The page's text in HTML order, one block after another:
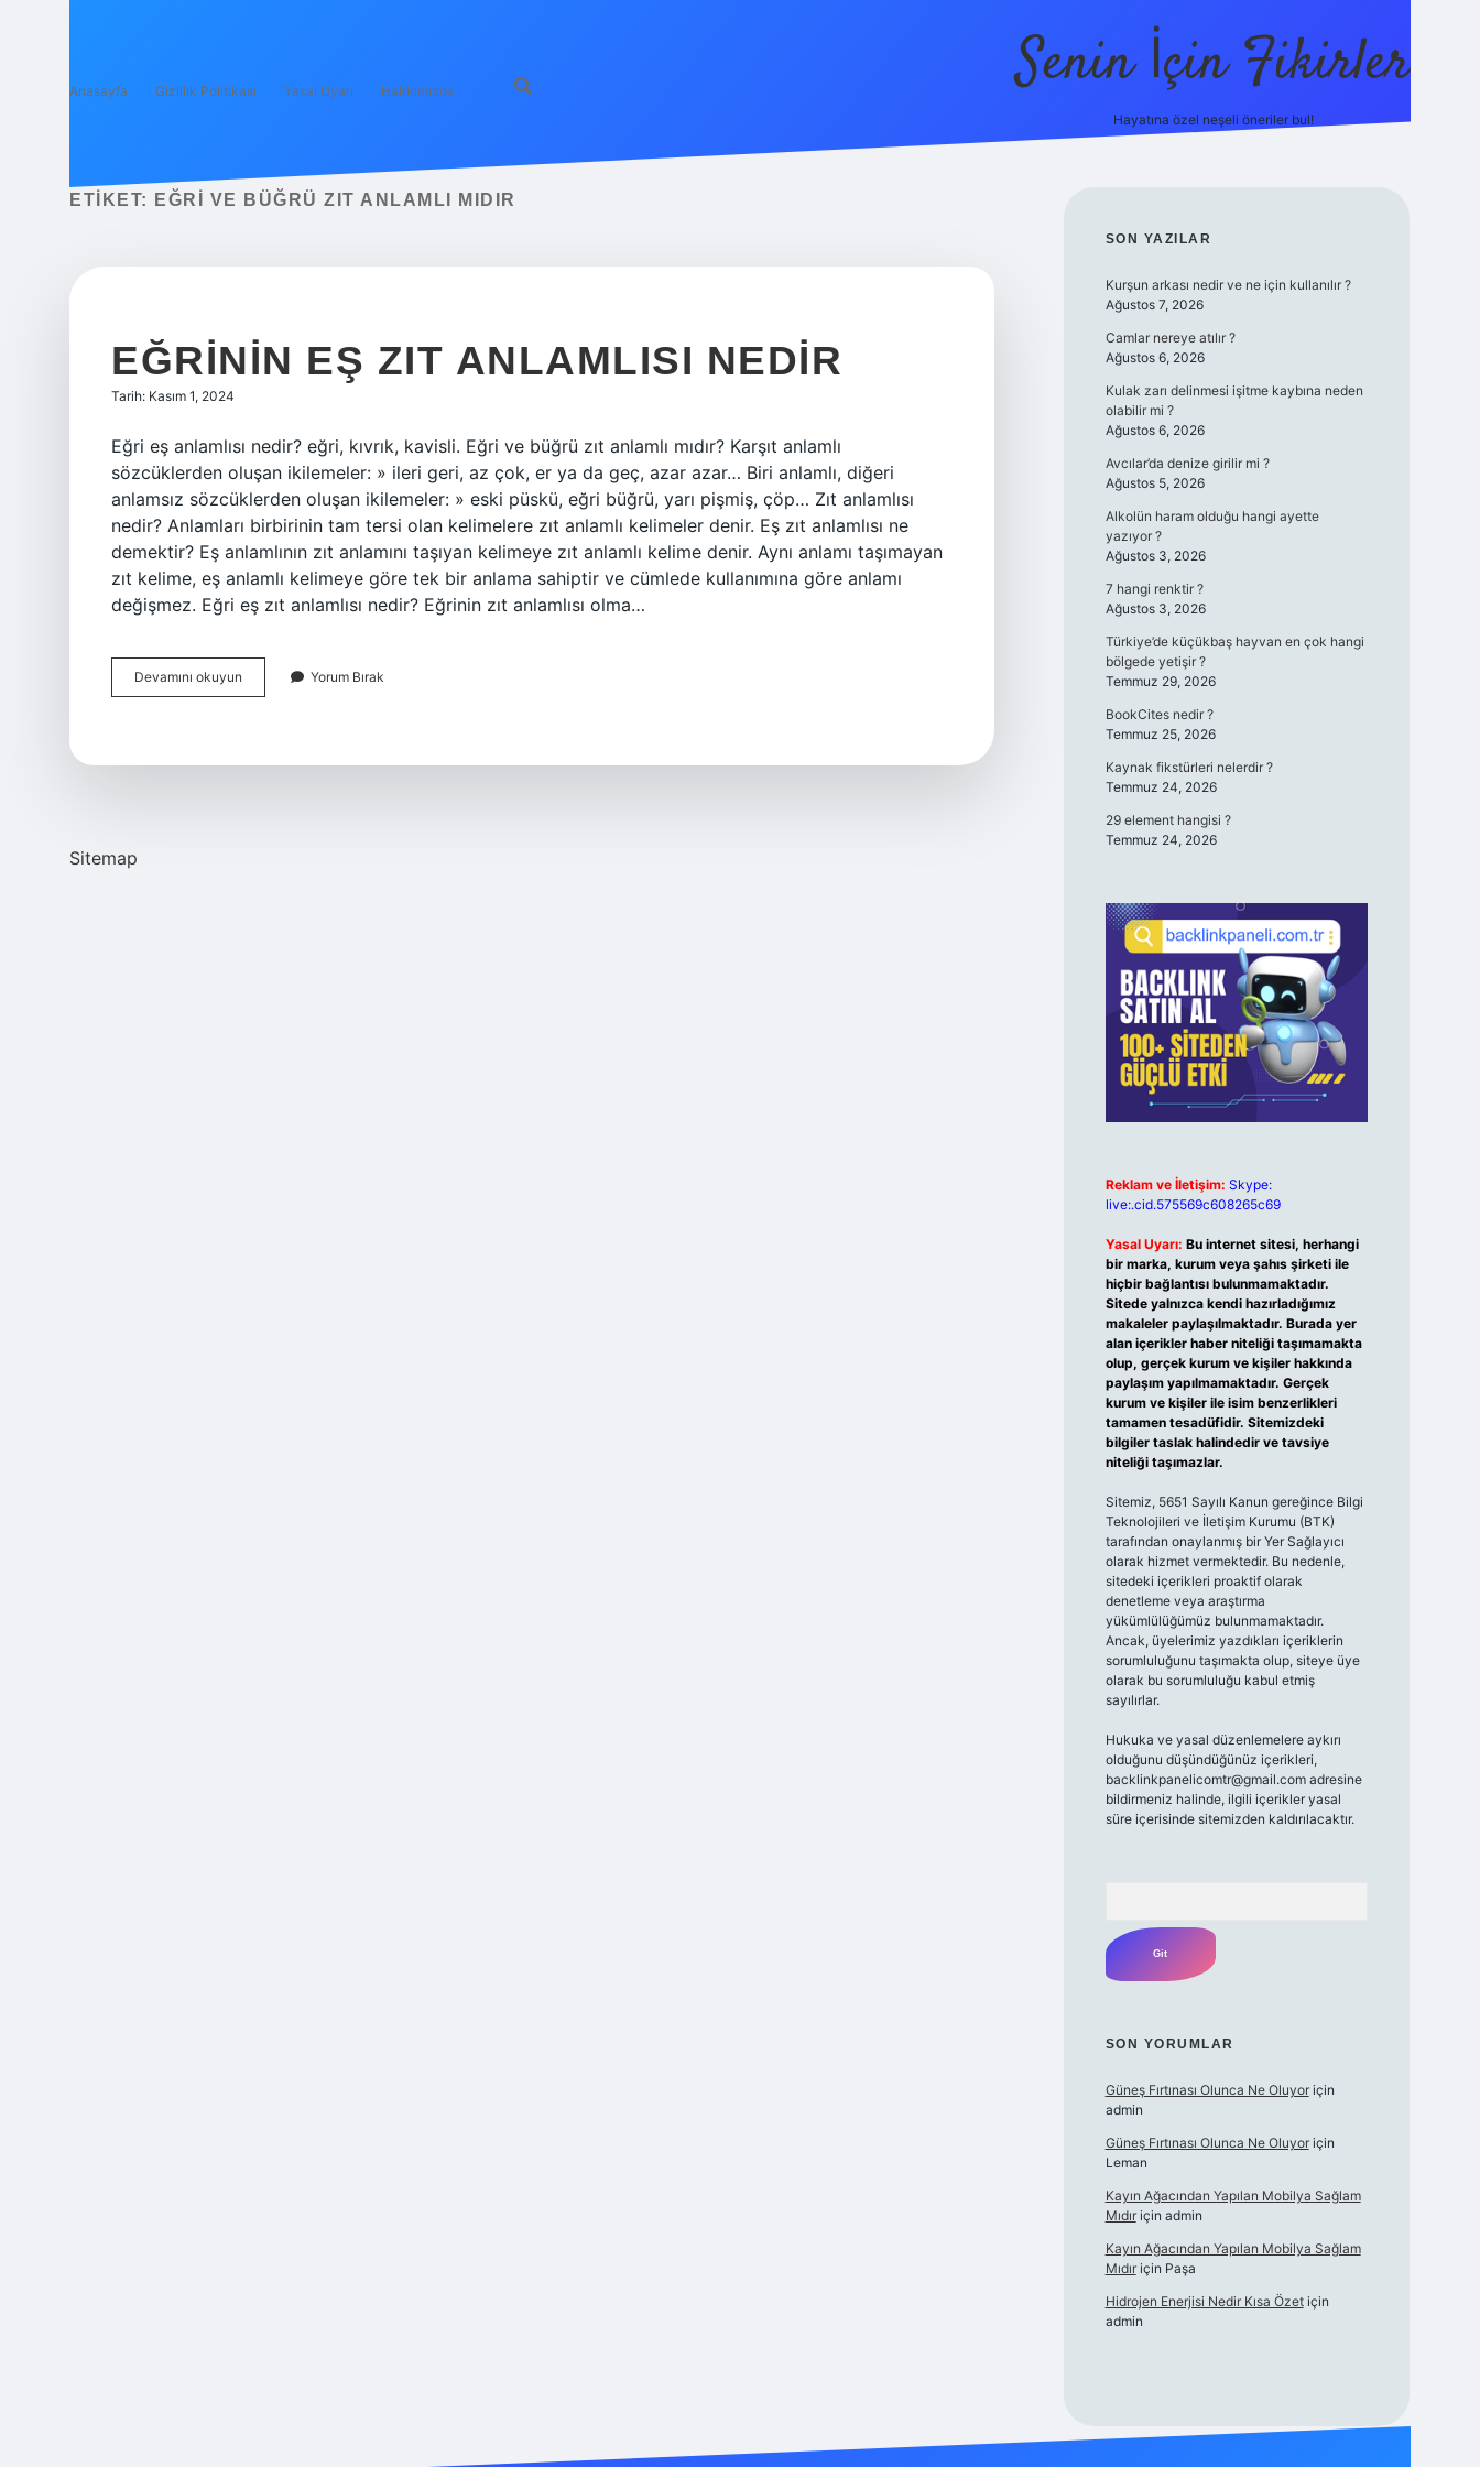
Anasayfa Gizlilik Politikası Yasal Uyarı Hakkımızda Senin İçin Fikirler
Hayatına özel neşeli öneriler bul!
ETIKET: EĞRI VE BÜĞRÜ ZIT ANLAMLI MIDIR
EĞRININ EŞ ZIT ANLAMLISI NEDIR
Tarih: Kasım 1, 2024
Eğri eş anlamlısı nedir? eğri, kıvrık, kavisli. Eğri ve büğrü zıt anlamlı mıdır? Karşıt anlamlı
sözcüklerden oluşan ikilemeler: » ileri geri, az çok, er ya da geç, azar azar… Biri anlamlı, diğeri
anlamsız sözcüklerden oluşan ikilemeler: » eski püskü, eğri büğrü, yarı pişmiş, çöp… Zıt anlamlısı
nedir? Anlamları birbirinin tam tersi olan kelimelere zıt anlamlı kelimeler denir. Eş zıt anlamlısı ne
demektir? Eş anlamlının zıt anlamını taşıyan kelimeye zıt anlamlı kelime denir. Aynı anlamı taşımayan
zıt kelime, eş anlamlı kelimeye göre tek bir anlama sahiptir ve cümlede kullanımına göre anlamı
değişmez. Eğri eş zıt anlamlısı nedir? Eğrinin zıt anlamlısı olma…
Devamını okuyun
Eş
Yorum Bırak
Sitemap
SIDEBAR
SON YAZILAR
Kurşun arkası nedir ve ne için kullanılır ?
Ağustos 7, 2026
Camlar nereye atılır ?
Ağustos 6, 2026
Kulak zarı delinmesi işitme kaybına neden
olabilir mi ?
Ağustos 6, 2026
Avcılar’da denize girilir mi ?
Ağustos 5, 2026
Alkolün haram olduğu hangi ayette
yazıyor ?
Ağustos 3, 2026
7 hangi renktir ?
Ağustos 3, 2026
Türkiye’de küçükbaş hayvan en çok hangi
bölgede yetişir ?
Temmuz 29, 2026
BookCites nedir ?
Temmuz 25, 2026
Kaynak fikstürleri nelerdir ?
Temmuz 24, 2026
29 element hangisi ?
Temmuz 24, 2026
Reklam ve İletişim: Skype:
live:.cid.575569c608265c69
Yasal Uyarı: Bu internet sitesi, herhangi
bir marka, kurum veya şahıs şirketi ile
hiçbir bağlantısı bulunmamaktadır.
Sitede yalnızca kendi hazırladığımız
makaleler paylaşılmaktadır. Burada yer
alan içerikler haber niteliği taşımamakta
olup, gerçek kurum ve kişiler hakkında
paylaşım yapılmamaktadır. Gerçek
kurum ve kişiler ile isim benzerlikleri
tamamen tesadüfidir. Sitemizdeki
bilgiler taslak halindedir ve tavsiye
niteliği taşımazlar.
Sitemiz, 5651 Sayılı Kanun gereğince Bilgi
Teknolojileri ve İletişim Kurumu (BTK)
tarafından onaylanmış bir Yer Sağlayıcı
olarak hizmet vermektedir. Bu nedenle,
sitedeki içerikleri proaktif olarak
denetleme veya araştırma
yükümlülüğümüz bulunmamaktadır.
Ancak, üyelerimiz yazdıkları içeriklerin
sorumluluğunu taşımakta olup, siteye üye
olarak bu sorumluluğu kabul etmiş
sayılırlar.
Hukuka ve yasal düzenlemelere aykırı
olduğunu düşündüğünüz içerikleri,
backlinkpanelicomtr@gmail.comadresine
bildirmeniz halinde, ilgili içerikler yasal
süre içerisinde sitemizden kaldırılacaktır.
SON YORUMLAR
Güneş Fırtınası Olunca Ne Oluyoriçin
admin
Güneş Fırtınası Olunca Ne Oluyoriçin
Leman
Kayın Ağacından Yapılan Mobilya Sağlam
Mıdıriçin admin
Kayın Ağacından Yapılan Mobilya Sağlam
Mıdıriçin Paşa
Hidrojen Enerjisi Nedir Kısa Özetiçin
admin